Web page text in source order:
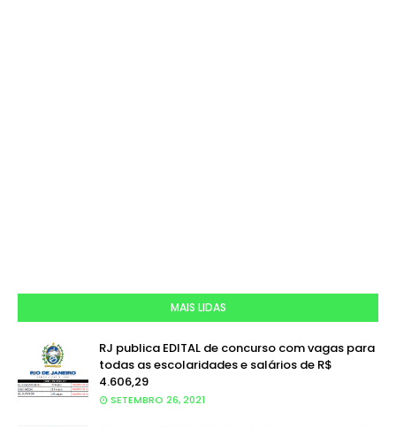
MAIS LIDAS
RJ publica EDITAL de concurso com vagas para
todas as escolaridades e salários de R$
4.606,29
SETEMBRO 26, 2021